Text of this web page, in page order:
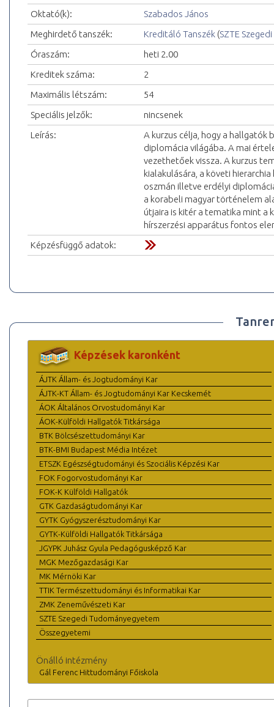
Oktató(k):
Szabados János
Meghirdető tanszék:
Kreditáló Tanszék (SZTE
Óraszám:
heti 2.00
Kreditek száma:
2
Maximális létszám:
54
Speciális jelzők:
nincsenek
Leírás:
A kurzus célja, hogy a hallgatók
diplomácia világába. A mai
vezethetőek vissza. A kurzus
kialakulására, a követi
oszmán illetve erdélyi
a korabeli magyar történelem
útjaira is kitér a tematika mint a
hírszerzési apparátus fontos
Képzésfüggő adatok:
Képzések karonként
ÁJTK Állam- és Jogtudományi Kar
ÁJTK-KT Állam- és Jogtudományi Kar Kecskemét
ÁOK Általános Orvostudományi Kar
ÁOK-Külföldi Hallgatók Titkársága
BTK Bölcsészettudományi Kar
BTK-BMI Budapest Média Intézet
ETSZK Egészségtudományi és Szociális Képzési Kar
FOK Fogorvostudományi Kar
FOK-K Külföldi Hallgatók
GTK Gazdaságtudományi Kar
GYTK Gyógyszerésztudományi Kar
GYTK-Külföldi Hallgatók Titkársága
JGYPK Juhász Gyula Pedagógusképző Kar
MGK Mezőgazdasági Kar
MK Mérnöki Kar
TTIK Természettudományi és Informatikai Kar
ZMK Zeneművészeti Kar
SZTE Szegedi Tudományegyetem
Összegyetemi
Önálló intézmény
Gál Ferenc Hittudományi Főiskola